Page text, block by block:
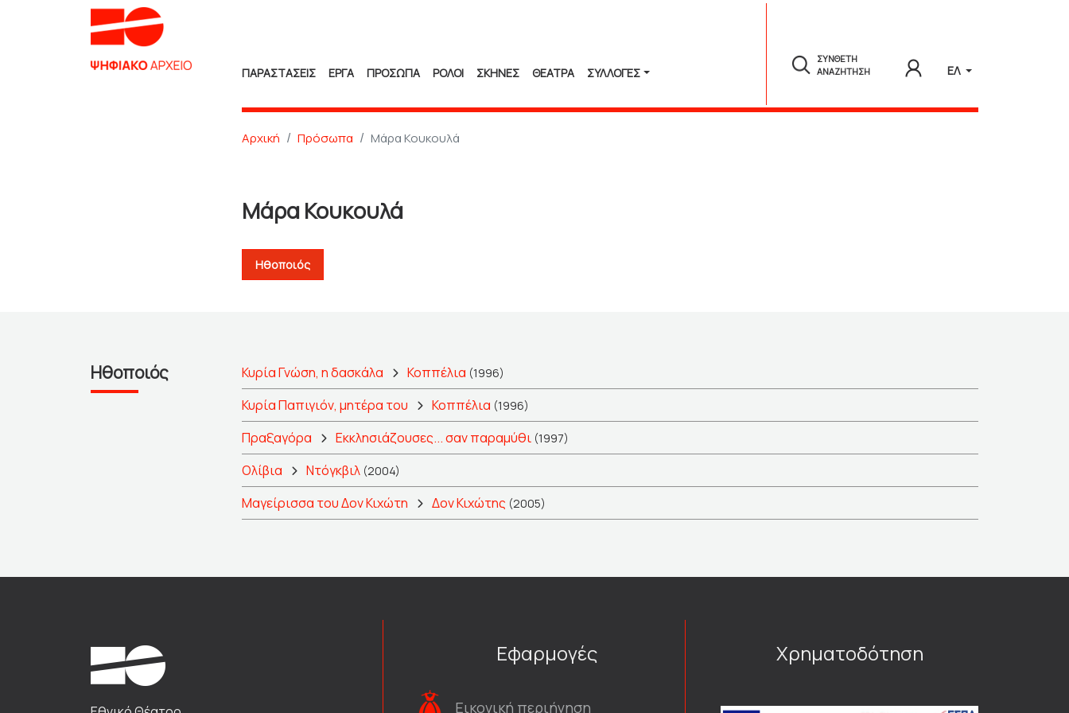
ΠΑΡΑΣΤΑΣΕΙΣ ΕΡΓΑ ΠΡΟΣΩΠΑ ΡΟΛΟΙ ΣΚΗΝΕΣ ΘΕΑΤΡΑ ΣΥΛΛΟΓΈΣ
ΣΥΝΘΕΤΗ
ΑΝΑΖΗΤΗΣΗ
ΕΛ
Αρχική Πρόσωπα Μάρα Κουκουλά
Μάρα Κουκουλά
Ηθοποιός
Ηθοποιός Κυρία Γνώση, η δασκάλα Κοππέλια (1996)
Κυρία Παπιγιόν, μητέρα του Κοππέλια (1996)
Πραξαγόρα Εκκλησιάζουσες... σαν παραμύθι (1997)
Ολίβια Ντόγκβιλ (2004)
Μαγείρισσα του Δον Κιχώτη Δον Κιχώτης (2005)
Εφαρμογές
Εικονική περιήγηση
Χρηματοδότηση